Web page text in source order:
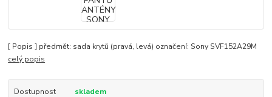
[ Popis ] předmět: sada krytů (pravá, levá) označení: Sony SVF152A29M
celý popis
Dostupnost skladem